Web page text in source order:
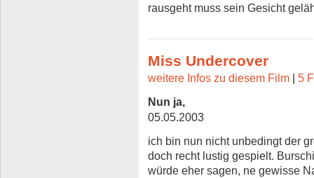
rausgeht muss sein Gesicht
Miss Undercover
weitere Infos zu diesem Film
5
Nun ja,
05.05.2003
ich bin nun nicht unbedingt der
doch recht lustig gespielt.
würde eher sagen, ne gewisse